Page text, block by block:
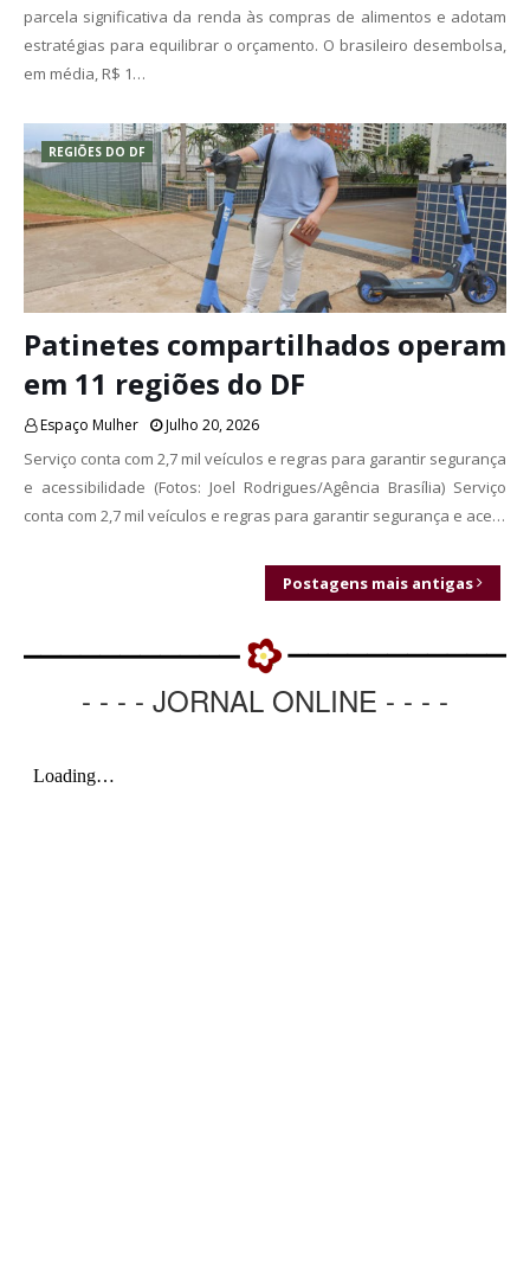
parcela significativa da renda às compras de alimentos e adotam
estratégias para equilibrar o orçamento. O brasileiro desembolsa,
em média, R$ 1…
REGIÕES DO DF
Patinetes compartilhados operam
em 11 regiões do DF
Espaço Mulher Julho 20, 2026
Serviço conta com 2,7 mil veículos e regras para garantir segurança
e acessibilidade (Fotos: Joel Rodrigues/Agência Brasília) Serviço
conta com 2,7 mil veículos e regras para garantir segurança e ace…
Postagens mais antigas
- - - - JORNAL ONLINE - - - -